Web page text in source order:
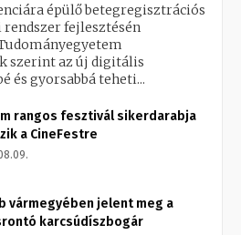
épülő betegregisztrációs
fejlesztésén
szerint az új digitális
és gyorsabbá teheti...
rangos fesztivál sikerdarabja
a CineFestre
vármegyében jelent meg a
karcsúdíszbogár